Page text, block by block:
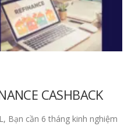
CASHBACK
Bạn cần 6 tháng kinh nghiệm